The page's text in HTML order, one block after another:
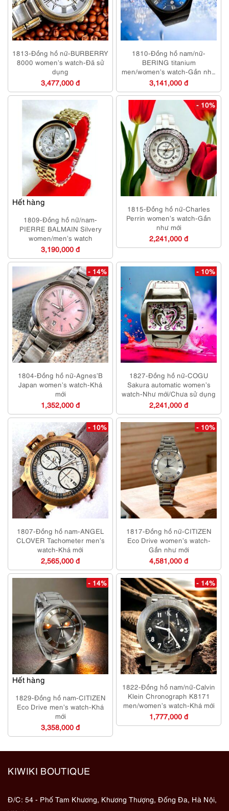
1813-Đồng hồ nữ-BURBERRY
8000 women’s watch-Đã sử
dụng
3,477,000 đ
1810-Đồng hồ nam/nữ-
BERING titanium
men/women’s watch-Gần như
mới
3,141,000 đ
Hết hàng
1809-Đồng hồ nữ/nam-
PIERRE BALMAIN Silvery
women/men’s watch
3,190,000 đ
- 10%
1815-Đồng hồ nữ-Charles
Perrin women’s watch-Gần
như mới
2,241,000 đ
- 14%
1804-Đồng hồ nữ-Agnes’B
Japan women’s watch-Khá
mới
1,352,000 đ
- 10%
1827-Đồng hồ nữ-COGU
Sakura automatic women’s
watch-Như mới/Chưa sử dụng
2,241,000 đ
- 10%
1807-Đồng hồ nam-ANGEL
CLOVER Tachometer men’s
watch-Khá mới
2,565,000 đ
- 10%
1817-Đồng hồ nữ-CITIZEN
Eco Drive women’s watch-
Gần như mới
4,581,000 đ
Hết hàng
- 14%
1829-Đồng hồ nam-CITIZEN
Eco Drive men’s watch-Khá
mới
3,358,000 đ
- 14%
1822-Đồng hồ nam/nữ-Calvin
Klein Chronograph K8171
men/women’s watch-Khá mới
1,777,000 đ
KIWIKI BOUTIQUE
Đ/C: 54 - Phố Tam Khương, Khương Thượng, Đống Đa, Hà Nội,